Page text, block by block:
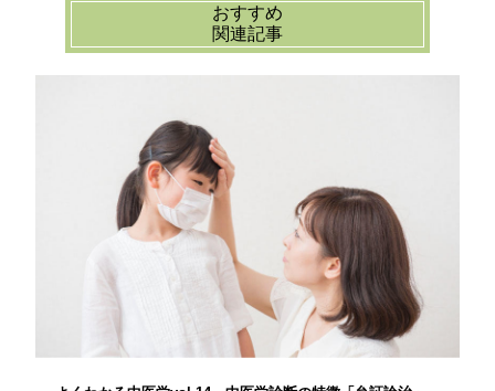
おすすめ
関連記事